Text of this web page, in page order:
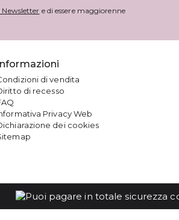
e di essere maggiorenne
di vendita
di recesso
Privacy Web
dei cookies